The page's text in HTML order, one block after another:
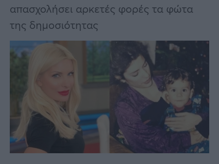
Γυναίκα
Καιρός
απασχολήσει αρκετές φορές τα φώτα
της δημοσιότητας